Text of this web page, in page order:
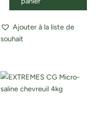
Ajouter à la liste de
souhait